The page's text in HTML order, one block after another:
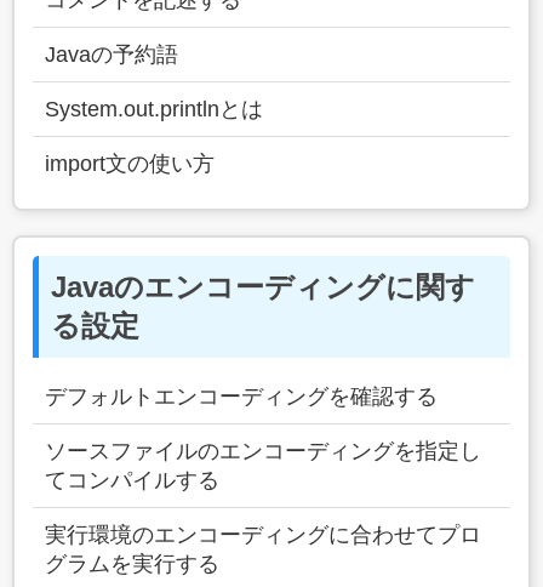
Javaの予約語
System.out.printlnとは
import文の使い方
Javaのエンコーディングに関す
る設定
デフォルトエンコーディングを確認する
ソースファイルのエンコーディングを指定し
てコンパイルする
実行環境のエンコーディングに合わせてプロ
グラムを実行する